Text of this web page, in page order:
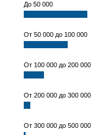
До 50 000
От 50 000 до 100 000
От 100 000 до 200 000
От 200 000 до 300 000
От 300 000 до 500 000